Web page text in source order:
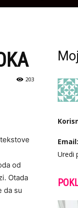
203
od
Otada
da su
Email:
Uredi